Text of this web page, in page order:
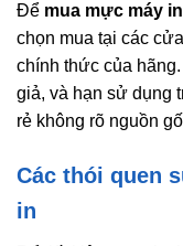
Để mua mực máy
chọn mua tại các
chính thức của
giả, và hạn sử dụng
rẻ không rõ nguồn
Các thói quen
in